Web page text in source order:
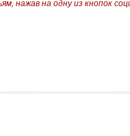
нажав на одну из кнопок